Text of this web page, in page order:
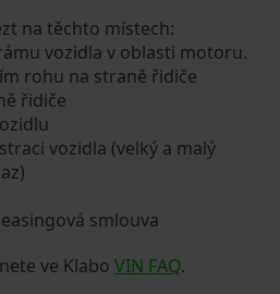
na těchto místech:
vozidla v oblasti motoru.
rohu na straně řidiče
řidiče
vozidla (velký a malý
smlouva
ve Klabo VIN FAQ.